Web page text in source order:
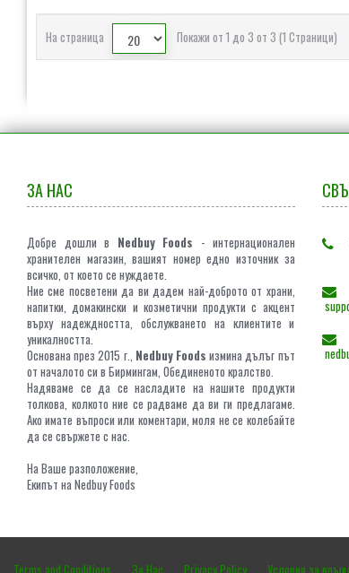
На страница Покажи от 1 до 3 от 3 (1 Страници)
ЗА НАС
Добре дошли в Nedbuy Foods - интернационален
хранителен магазин, вашият номер едно източник за
всичко, от което се нуждаете.
Ние сме посветени да ви дадем най-доброто от храни,
напитки, домакински и козметични продукти с акцент
върху надеждността, обслужването на клиентите и
уникалността.
Основана през 2015 г., Nedbuy Foods измина дълъг път
от началото си в Бирмингам, Обединеното кралство.
Надяваме се да се насладите на нашите продукти
толкова, колкото ние се радваме да ви ги предлагаме.
Ако имате въпроси или коментари, моля не се колебайте
да се свържете с нас.
На Ваше разположение,
Екипът на Nedbuy Foods
Terms and Conditions За Нас Privacy Policy Условия за